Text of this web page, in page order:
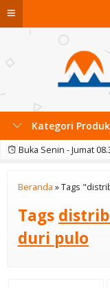
Kategori Produk
Buka Senin - Jumat
Beranda »Tags
Tags
duri pulo